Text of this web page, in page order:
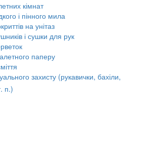
кімнат
і пінного мила
на унітаз
і сушки для рук
паперу
захисту (рукавички, бахіли,
п.)